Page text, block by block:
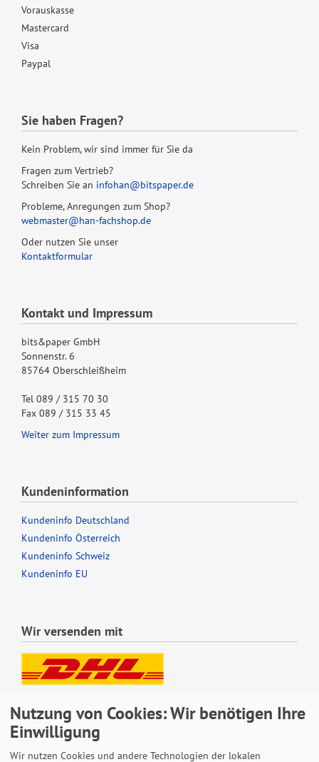
Vorauskasse
Mastercard
Visa
Paypal
Sie haben Fragen?
Kein Problem, wir sind immer für Sie da
Fragen zum Vertrieb?
Schreiben Sie an infohan@bitspaper.de
Probleme, Anregungen zum Shop?
webmaster@han-fachshop.de
Oder nutzen Sie unser
Kontaktformular
Kontakt und Impressum
bits&paper GmbH
Sonnenstr. 6
85764 Oberschleißheim
Tel 089 / 315 70 30
Fax 089 / 315 33 45
Weiter zum Impressum
Kundeninformation
Kundeninfo Deutschland
Kundeninfo Österreich
Kundeninfo Schweiz
Kundeninfo EU
Wir versenden mit
Samstagszustellung
Nutzung von Cookies: Wir benötigen Ihre
Einwilligung
Wir nutzen Cookies und andere Technologien der lokalen